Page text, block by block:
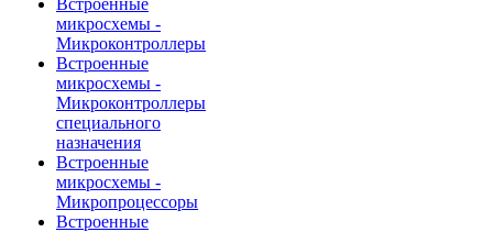
Встроенные
микросхемы -
Микроконтроллеры
Встроенные
микросхемы -
Микроконтроллеры
специального
назначения
Встроенные
микросхемы -
Микропроцессоры
Встроенные